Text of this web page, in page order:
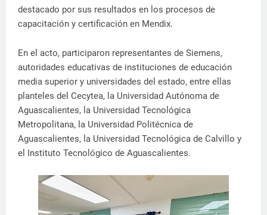
destacado por sus resultados en los procesos de
capacitación y certificación en Mendix.
En el acto, participaron representantes de Siemens,
autoridades educativas de instituciones de educación
media superior y universidades del estado, entre ellas
planteles del Cecytea, la Universidad Autónoma de
Aguascalientes, la Universidad Tecnológica
Metropolitana, la Universidad Politécnica de
Aguascalientes, la Universidad Tecnológica de Calvillo y
el Instituto Tecnológico de Aguascalientes.